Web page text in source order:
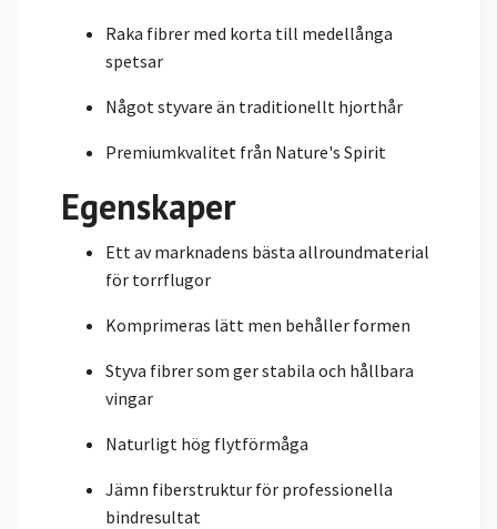
Raka fibrer med korta till medellånga
spetsar
Något styvare än traditionellt hjorthår
Premiumkvalitet från Nature's Spirit
Egenskaper
Ett av marknadens bästa allroundmaterial
för torrflugor
Komprimeras lätt men behåller formen
Styva fibrer som ger stabila och hållbara
vingar
Naturligt hög flytförmåga
Jämn fiberstruktur för professionella
bindresultat